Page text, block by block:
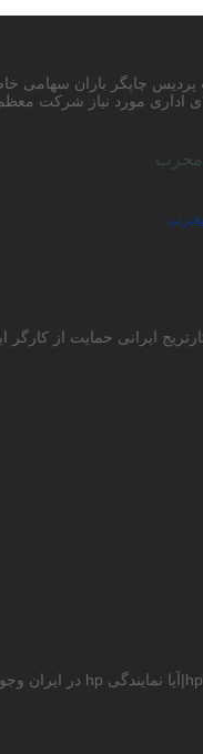
اداری مورد نیاز شرکت معظم
مجرب
ایرانی حمایت از